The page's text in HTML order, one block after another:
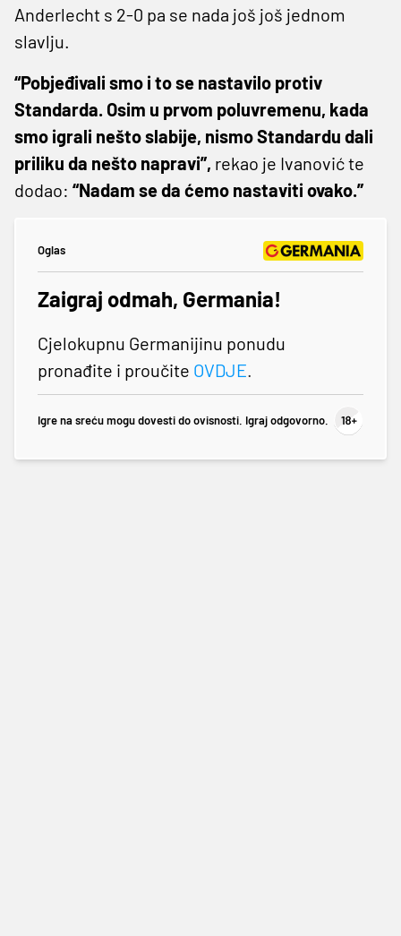
Anderlecht s 2-0 pa se nada još još jednom
slavlju.
“Pobjeđivali smo i to se nastavilo protiv
Standarda. Osim u prvom poluvremenu, kada
smo igrali nešto slabije, nismo Standardu dali
priliku da nešto napravi”, rekao je Ivanović te
dodao: “Nadam se da ćemo nastaviti ovako.”
Oglas
Zaigraj odmah, Germania!
Cjelokupnu Germanijinu ponudu
pronađite i proučite OVDJE.
Igre na sreću mogu dovesti do ovisnosti. Igraj odgovorno.